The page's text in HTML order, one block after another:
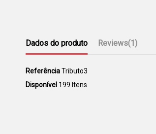
Dados do produto Reviews(1)
ReferênciaTributo3
Disponível 199 Itens